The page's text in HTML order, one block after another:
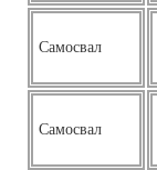
Самосвал
Самосвал